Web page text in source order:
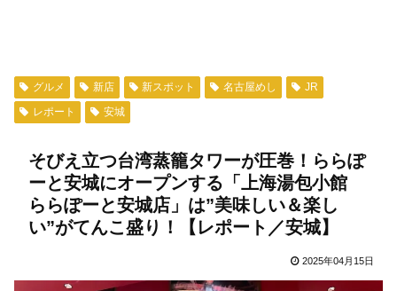
グルメ 新店 新スポット 名古屋めし
JR
レポート
安城
そびえ立つ台湾蒸籠タワーが圧巻！ららぽ
ーと安城にオープンする「上海湯包小館
ららぽーと安城店」は”美味しい＆楽し
い”がてんこ盛り！【レポート／安城】
2025年04月15日